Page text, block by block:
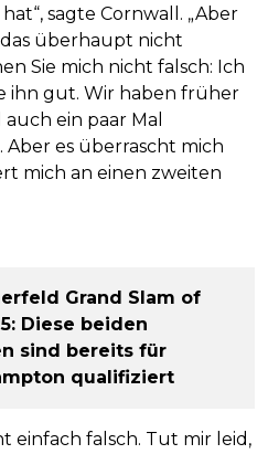
sagte Cornwall. „Aber
überhaupt nicht
Sie mich nicht falsch: Ich
ihn gut. Wir haben früher
ein paar Mal
es überrascht mich
mich an einen zweiten
Grand Slam of
Diese beiden
sind bereits für
qualifiziert
einfach falsch. Tut mir leid,